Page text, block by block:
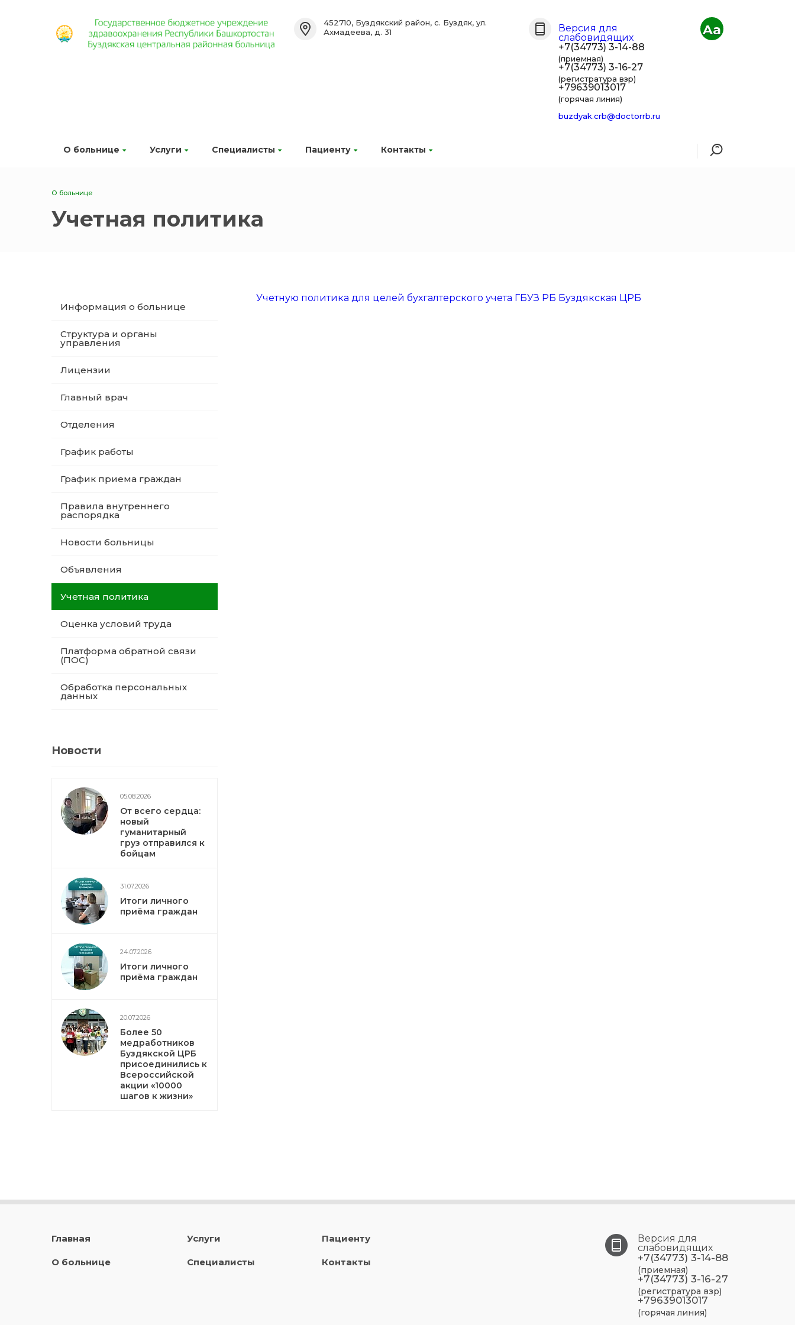
О больнице Услуги Специалисты Пациенту Контакты
452710, Буздякский район, с. Буздяк, ул.
Ахмадеева, д. 31
Версия для
слабовидящих
+7(34773) 3-14-88
(приемная)
+7(34773) 3-16-27
(регистратура взр)
+79639013017
(горячая линия)
buzdyak.crb@doctorrb.ru
Aa
О больнице
Учетная политика
Информация о больнице
Структура и органы
управления
Лицензии
Главный врач
Отделения
График работы
График приема граждан
Правила внутреннего
распорядка
Новости больницы
Объявления
Учетная политика
Оценка условий труда
Платформа обратной связи
(ПОС)
Обработка персональных
данных
Новости
05.08.2026
От всего сердца:
новый
гуманитарный
груз отправился к
бойцам
31.07.2026
Итоги личного
приёма граждан
24.07.2026
Итоги личного
приёма граждан
20.07.2026
Более 50
медработников
Буздякской ЦРБ
присоединились к
Всероссийской
акции «10000
шагов к жизни»
Учетную политика для целей бухгалтерского учета ГБУЗ РБ Буздякская ЦРБ
Главная
О больнице
Услуги
Специалисты
Пациенту
Контакты
Версия для
слабовидящих
+7(34773) 3-14-88
(приемная)
+7(34773) 3-16-27
(регистратура взр)
+79639013017
(горячая линия)